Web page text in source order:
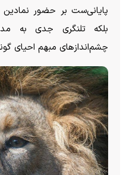
پایانی‌ست بر حضور نمادین
بلکه تلنگری جدی به
چشم‌انداز‌های مبهم احیای